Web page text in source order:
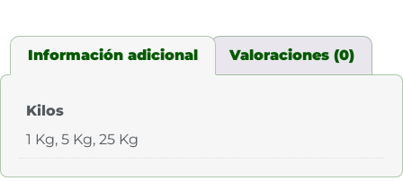
Información adicional Valoraciones (0)
Kilos
1 Kg, 5 Kg, 25 Kg